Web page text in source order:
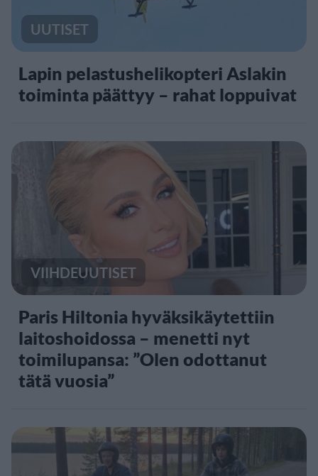
UUTISET
Lapin pelastushelikopteri Aslakin
toiminta päättyy – rahat loppuivat
VIIHDEUUTISET
Paris Hiltonia hyväksikäytettiin
laitoshoidossa – menetti nyt
toimilupansa: ”Olen odottanut
tätä vuosia”